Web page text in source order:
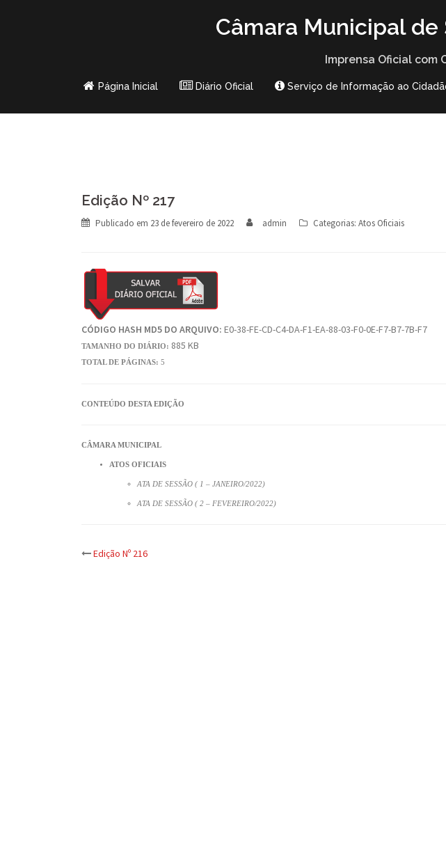
Câmara Municipal de
Imprensa Oficial com
Página Inicial Diário Oficial Serviço de Informação ao
Edição Nº 217
Publicado em 23 de fevereiro de 2022 admin Categorias: Atos Oficiais
CÓDIGO HASH MD5 DO ARQUIVO: E0-38-FE-CD-C4-DA-F1-EA-88-03-F0-0E-F7-B7-7B-F7
TAMANHO DO DIÁRIO: 885 KB
TOTAL DE PÁGINAS: 5
CONTEÚDO DESTA EDIÇÃO
CÂMARA MUNICIPAL
ATOS OFICIAIS
ATA DE SESSÃO ( 1 – JANEIRO/2022)
ATA DE SESSÃO ( 2 – FEVEREIRO/2022)
Post
Edição Nº 216